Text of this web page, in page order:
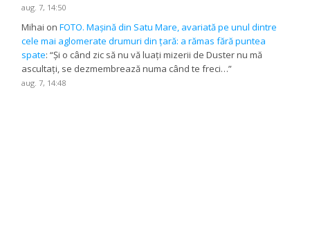
aug. 7, 14:50
Mihai onFOTO. Mașină din Satu Mare, avariată pe unul dintre
cele mai aglomerate drumuri din țară: a rămas fără puntea
spate: “Și o când zic să nu vă luați mizerii de Duster nu mă
ascultați, se dezmembrează numa când te freci…”
aug. 7, 14:48